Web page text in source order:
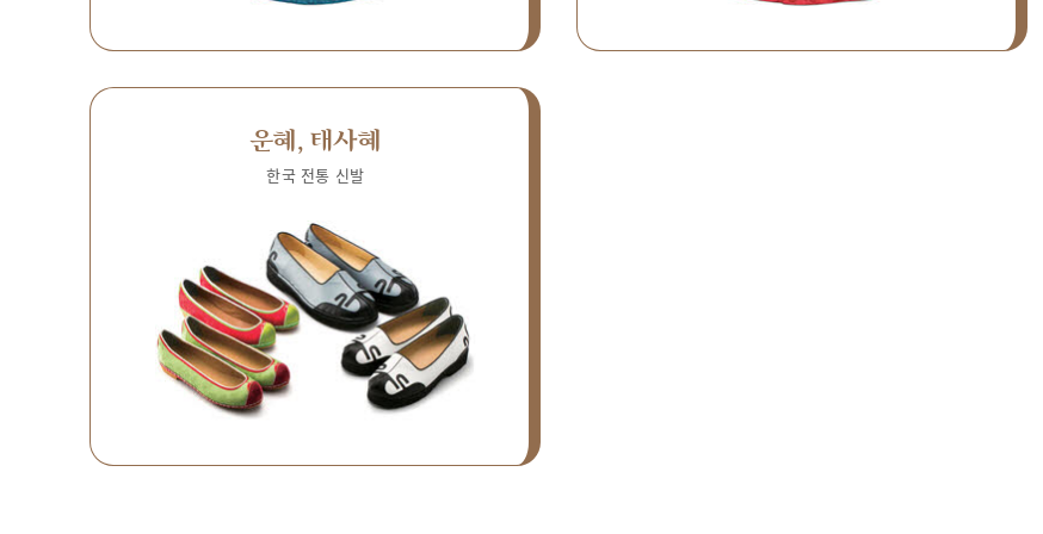
운혜, 태사혜
한국 전통 신발